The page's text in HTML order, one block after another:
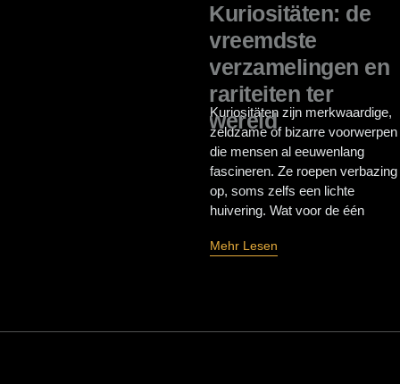
Kuriositäten: de
vreemdste
verzamelingen en
rariteiten ter
wereld
Kuriositäten zijn merkwaardige,
zeldzame of bizarre voorwerpen
die mensen al eeuwenlang
fascineren. Ze roepen verbazing
op, soms zelfs een lichte
huivering. Wat voor de één
Mehr Lesen